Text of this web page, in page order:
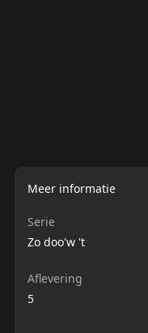
Meer informatie
Serie
Zo doo'w 't
Aflevering
5